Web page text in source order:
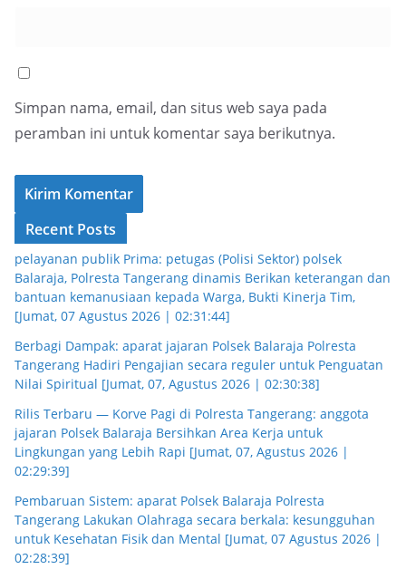
Simpan nama, email, dan situs web saya pada
peramban ini untuk komentar saya berikutnya.
Recent Posts
pelayanan publik Prima: petugas (Polisi Sektor) polsek
Balaraja, Polresta Tangerang dinamis Berikan keterangan dan
bantuan kemanusiaan kepada Warga, Bukti Kinerja Tim,
[Jumat, 07 Agustus 2026 | 02:31:44]
Berbagi Dampak: aparat jajaran Polsek Balaraja Polresta
Tangerang Hadiri Pengajian secara reguler untuk Penguatan
Nilai Spiritual [Jumat, 07, Agustus 2026 | 02:30:38]
Rilis Terbaru — Korve Pagi di Polresta Tangerang: anggota
jajaran Polsek Balaraja Bersihkan Area Kerja untuk
Lingkungan yang Lebih Rapi [Jumat, 07, Agustus 2026 |
02:29:39]
Pembaruan Sistem: aparat Polsek Balaraja Polresta
Tangerang Lakukan Olahraga secara berkala: kesungguhan
untuk Kesehatan Fisik dan Mental [Jumat, 07 Agustus 2026 |
02:28:39]